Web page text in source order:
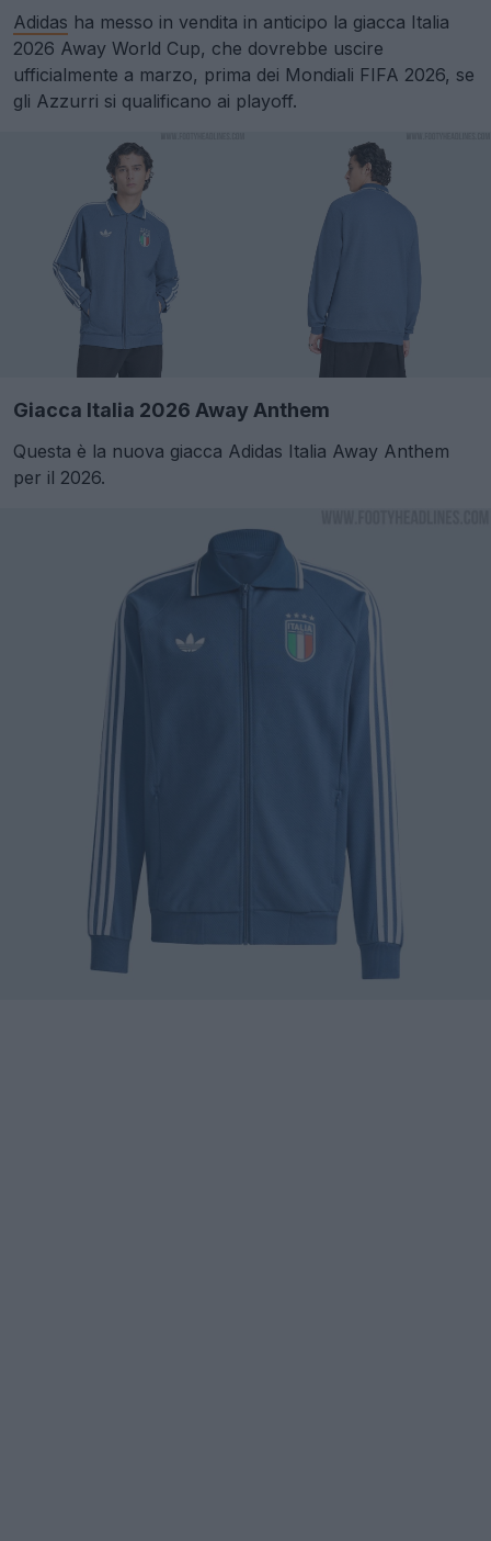
Adidas ha messo in vendita in anticipo la giacca Italia
2026 Away World Cup, che dovrebbe uscire
ufficialmente a marzo, prima dei Mondiali FIFA 2026, se
gli Azzurri si qualificano ai playoff.
Giacca Italia 2026 Away Anthem
Questa è la nuova giacca Adidas Italia Away Anthem
per il 2026.